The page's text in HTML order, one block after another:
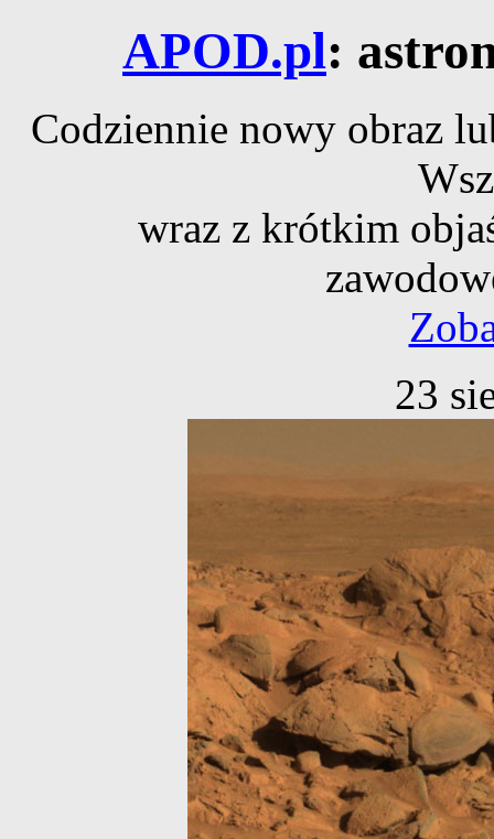
APOD.pl:
Codziennie nowy obraz
wraz z krótkim
23